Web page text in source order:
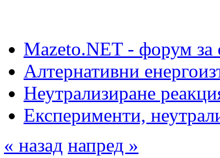
Mazeto.NET - форум за
Алтернативни
Неутрализиране
Експерименти,
« назад напред »